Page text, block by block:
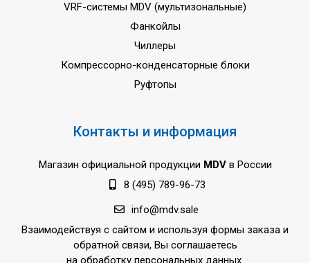
VRF-системы MDV (мультизональные)
Фанкойлы
Чиллеры
Компрессорно-конденсаторные блоки
Руфтопы
Контакты и информация
Магазин официальной продукции MDVв России
8 (495) 789-96-73
info@mdv.sale
Взаимодействуя с сайтом и используя формы заказа и
обратной связи, Вы соглашаетесь
на обработку персональных данных.